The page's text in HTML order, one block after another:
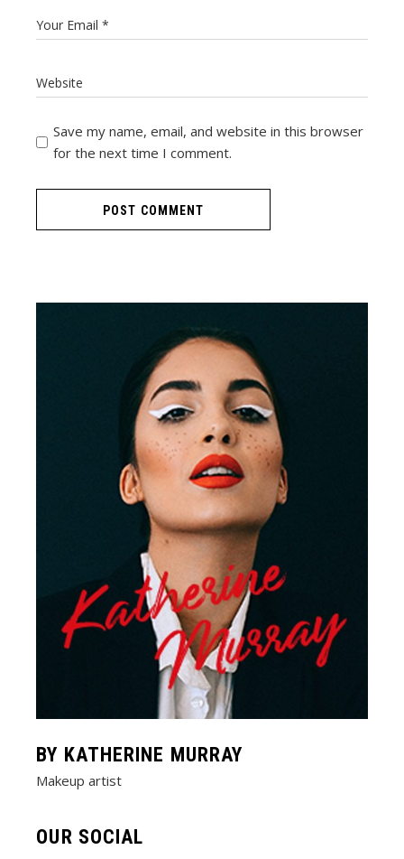
Save my name, email, and website in this browser
for the next time I comment.
POST COMMENT
BY KATHERINE MURRAY
Makeup artist
OUR SOCIAL